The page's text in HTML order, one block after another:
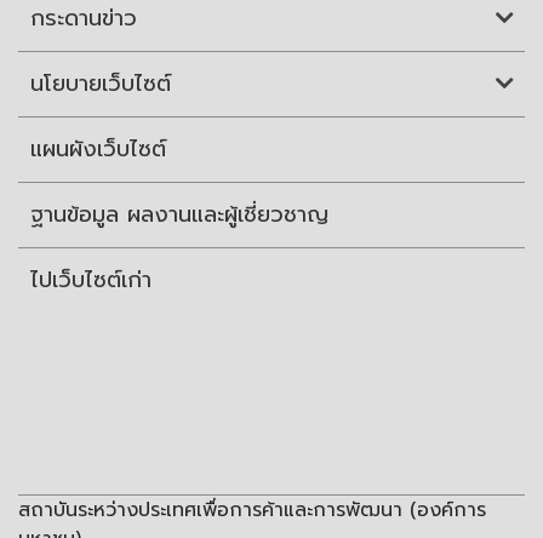
กระดานข่าว
นโยบายเว็บไซต์
แผนผังเว็บไซต์
ฐานข้อมูล ผลงานและผู้เชี่ยวชาญ
ไปเว็บไซต์เก่า
สถาบันระหว่างประเทศเพื่อการค้าและการพัฒนา (องค์การ